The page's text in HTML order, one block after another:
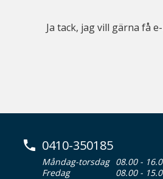
Ja tack, jag vill gärna få
0410-350185
Måndag-torsdag 08.00 -
Fredag
08.00 -